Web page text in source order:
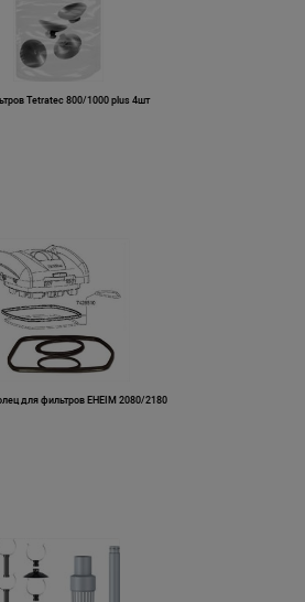
Tetratec 800/1000 plus 4шт
для фильтров EHEIM 2080/2180